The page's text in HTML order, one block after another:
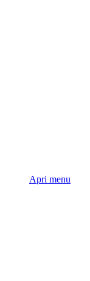
Apri menu